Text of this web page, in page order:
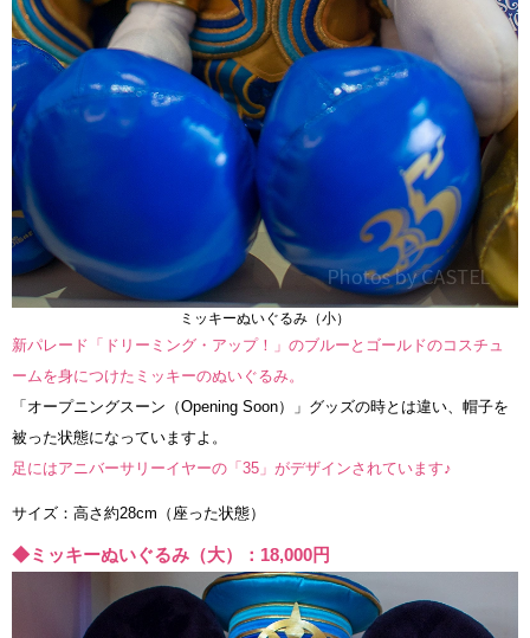
ミッキーぬいぐるみ（小）
新パレード「ドリーミング・アップ！」のブルーとゴールドのコスチュ
ームを身につけたミッキーのぬいぐるみ。
「オープニングスーン（Opening Soon）」グッズの時とは違い、帽子を
被った状態になっていますよ。
足にはアニバーサリーイヤーの「35」がデザインされています♪
サイズ：高さ約28cm（座った状態）
◆ミッキーぬいぐるみ（大）：18,000円